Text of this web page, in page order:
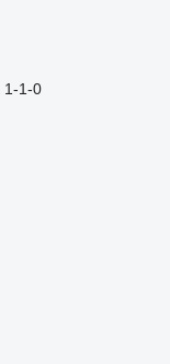
1-1-0